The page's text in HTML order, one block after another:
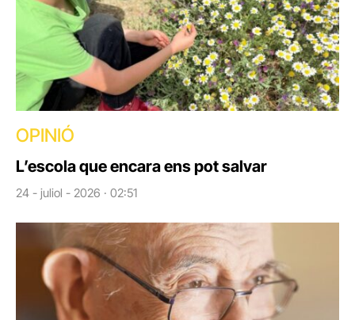
OPINIÓ
L’escola que encara ens pot salvar
24 - juliol - 2026 · 02:51